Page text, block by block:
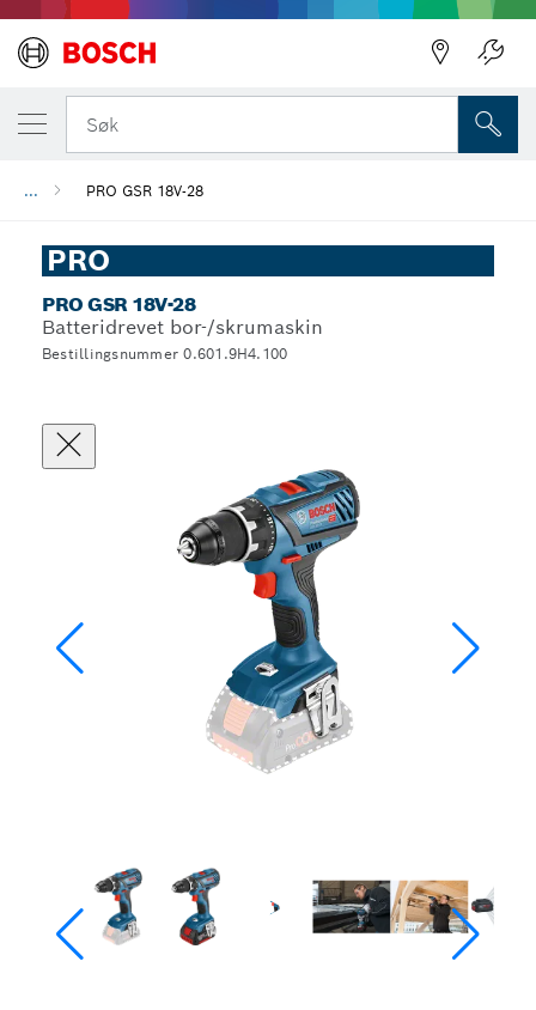
Søk
... PRO GSR 18V-28
PRO
PRO GSR 18V-28
Batteridrevet bor-/skrumaskin
Bestillingsnummer 0.601.9H4.100